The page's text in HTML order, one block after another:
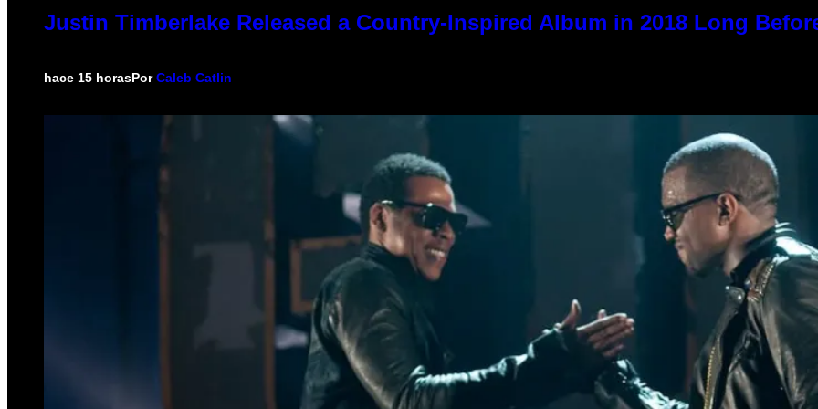
Justin Timberlake Released a Country-Inspired Album in 2018 Long
hace 15 horasPorCaleb Catlin